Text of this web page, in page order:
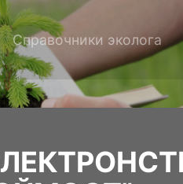
Справочники эколога